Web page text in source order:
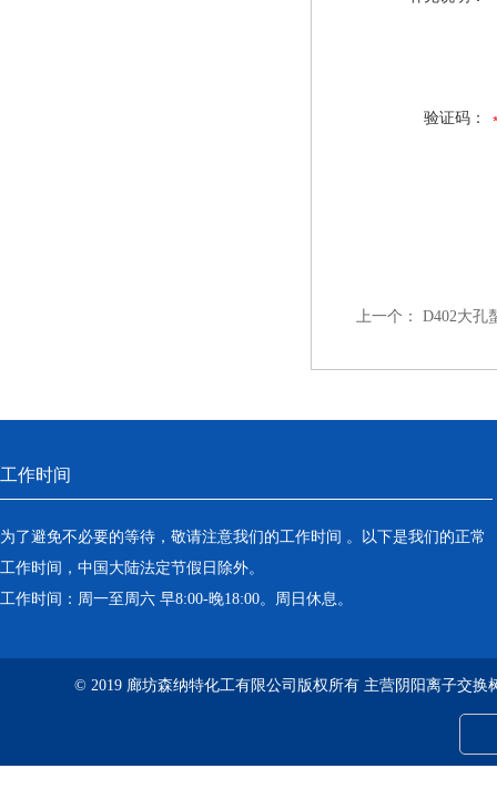
验证码：
上一个： D402大孔
工作时间
为了避免不必要的等待，敬请注意我们的工作时间 。以下是我们的正常
工作时间，中国大陆法定节假日除外。
工作时间：周一至周六 早8:00-晚18:00。周日休息。
© 2019 廊坊森纳特化工有限公司版权所有 主营阴阳离子交换